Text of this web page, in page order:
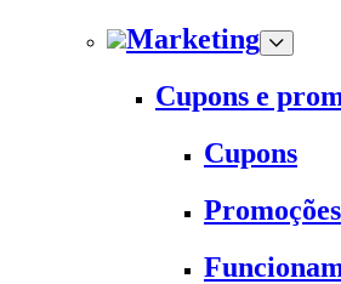
Marketing
Cupons e
Cupons
Promoções